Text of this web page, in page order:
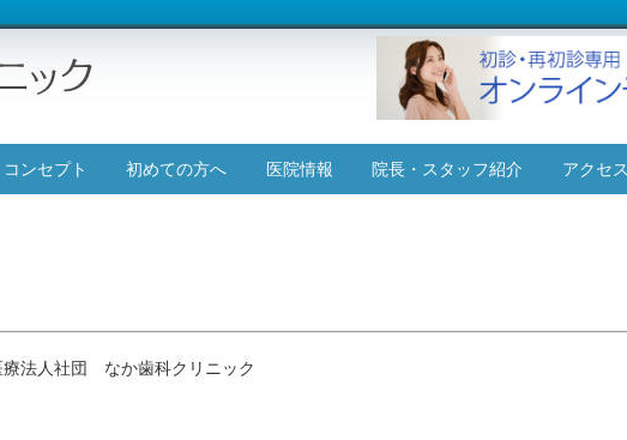
ン
コンセプト 初めての方へ 医院情報 院長・スタッフ紹介 アクセ
法人社団 なか歯科クリニック